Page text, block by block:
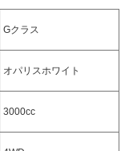
Gクラス
オパリスホワイト
3000cc